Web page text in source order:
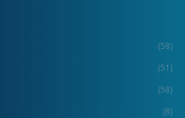
(58)
(51)
(58)
(8)